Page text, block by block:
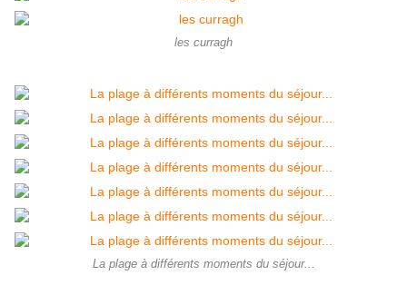
les curragh
La plage à différents moments du séjour...